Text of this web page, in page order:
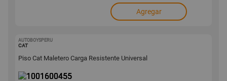
Agregar
AUTOBOYSPERU
CAT
Piso Cat Maletero Carga Resistente Universal